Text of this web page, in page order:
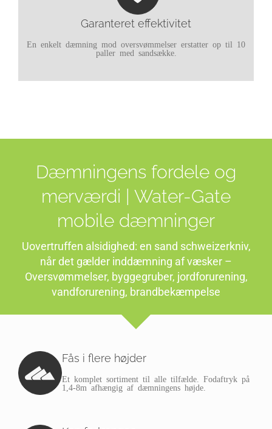
Garanteret effektivitet
En enkelt dæmning mod oversvømmelser erstatter op til 10
paller med sandsække.
Dæmningens fordele og
merværdi | Water-Gate
mobile dæmninger
Uovertruffen alsidighed: en sand schweizerkniv,
når det gælder inddæmning af væsker –
Oversvømmelser, byggegruber, jordforurening,
vandforurening, brandbekæmpelse
Fås i flere højder
Et komplet sortiment til alle tilfælde. Fodaftryk på
1,4-8m afhængig af dæmningens højde.